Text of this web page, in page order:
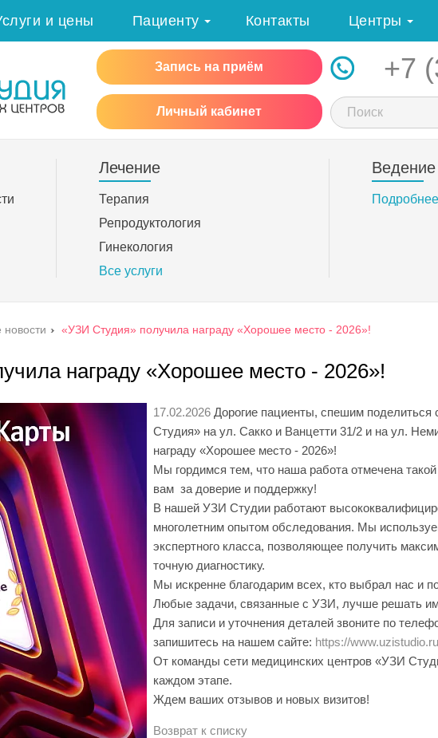
и цены Пациенту Контакты Центры
Запись на приём +7
Личный кабинет
Лечение
Терапия
Репродуктология
Гинекология
Все услуги
Подробнее
› «УЗИ Студия» получила награду «Хорошее место - 2026»!
награду «Хорошее место - 2026»!
17.02.2026 Дорогие пациенты, спешим
Студия» на ул. Сакко и Ванцетти 31/2 и на ул.
награду «Хорошее место - 2026»!
Мы гордимся тем, что наша работа отмечена
вам за доверие и поддержку!
В нашей УЗИ Студии работают
многолетним опытом обследования. Мы
экспертного класса, позволяющее получить
точную диагностику.
Мы искренне благодарим всех, кто выбрал нас и
Любые задачи, связанные с УЗИ, лучше решать
Для записи и уточнения деталей звоните по
запишитесь на нашем сайте: https://
От команды сети медицинских центров «УЗИ
каждом этапе.
Ждем ваших отзывов и новых визитов!
Возврат к списку